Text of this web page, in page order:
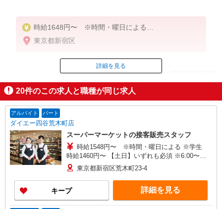
時給1648円〜 ※時間・曜日による
【土日】どちらか必須
東京都新宿区
ID：AE0609973197
掲載期間終了
詳細を見る
20件のこの求人と職種が同じ求人
アルバイト パート
ダイエー四谷荒木町店
スーパーマーケットの接客販売スタッフ
時給1548円〜 ※時間・曜日による ※学生
時給1460円〜 【土日】いずれも必須 ※6:00〜
8:00 時給＋100円
東京都新宿区荒木町23-4
キープ 詳細を見る